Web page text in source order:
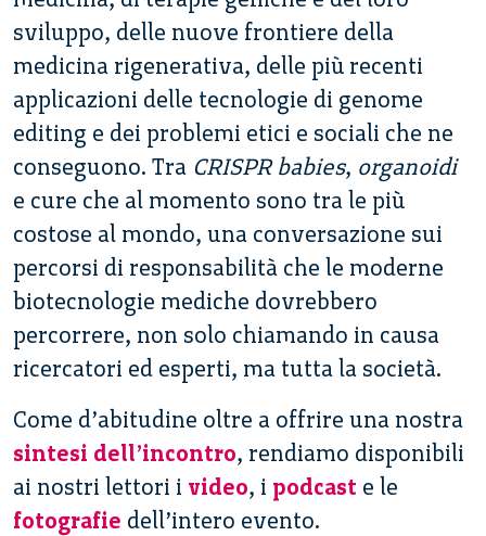
sviluppo, delle nuove frontiere della
medicina rigenerativa, delle più recenti
applicazioni delle tecnologie di genome
editing e dei problemi etici e sociali che ne
conseguono. Tra CRISPR babies, organoidi
e cure che al momento sono tra le più
costose al mondo, una conversazione sui
percorsi di responsabilità che le moderne
biotecnologie mediche dovrebbero
percorrere, non solo chiamando in causa
ricercatori ed esperti, ma tutta la società.
Come d’abitudine oltre a offrire una nostra
sintesi dell’incontro, rendiamo disponibili
ai nostri lettori i video, i podcast e le
fotografie dell’intero evento.